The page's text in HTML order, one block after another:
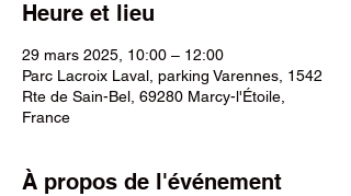
Heure et lieu
29 mars 2025, 10:00 – 12:00
Parc Lacroix Laval, parking Varennes, 1542
Rte de Sain-Bel, 69280 Marcy-l'Étoile,
France
À propos de l'événement